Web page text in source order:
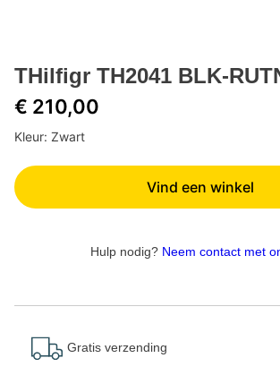
THilfigr TH2041 BLK-
€ 210,00
Kleur: Zwart
Vind een winkel
Hulp nodig? Neem contact met
Gratis verzending